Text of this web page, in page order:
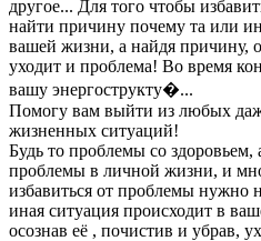
другое... Для того чтобы
найти причину почему та или
вашей жизни, а найдя причину,
уходит и проблема! Во время
вашу энергострукту�...
Помогу вам выйти из любых
жизненных ситуаций!
Будь то проблемы со здоровьем,
проблемы в личной жизни, и
избавиться от проблемы нужно
иная ситуация происходит в
осознав её , почистив и убрав,